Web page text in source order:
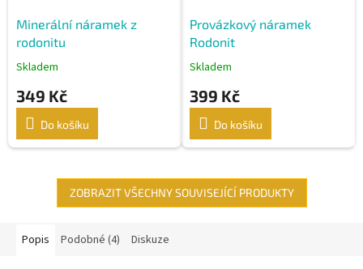
Minerální náramek z
rodonitu
Skladem
349 Kč
Do košíku
Provázkový náramek
Rodonit
Skladem
399 Kč
Do košíku
ZOBRAZIT VŠECHNY SOUVISEJÍCÍ PRODUKTY
Popis Podobné (4) Diskuze